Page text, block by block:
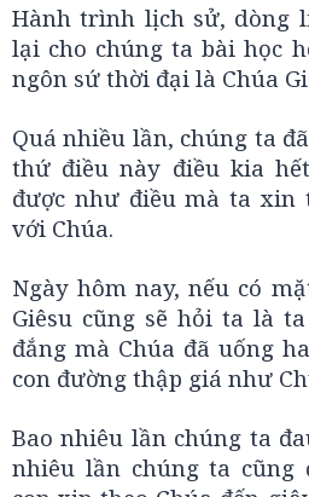
Hành trình lịch sử, dòng
lại cho chúng ta bài học
ngôn sứ thời đại là Chúa
Quá nhiều lần, chúng ta
thứ điều này điều kia
được như điều mà ta
với Chúa.
Ngày hôm nay, nếu có
Giêsu cũng sẽ hỏi ta là
đắng mà Chúa đã uống
con đường thập giá như
Bao nhiêu lần chúng ta
nhiêu lần chúng ta